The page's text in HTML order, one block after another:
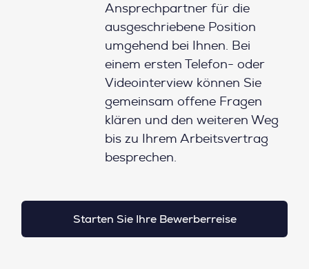
Ansprechpartner für die
ausgeschriebene Position
umgehend bei Ihnen. Bei
einem ersten Telefon- oder
Videointerview können Sie
gemeinsam offene Fragen
klären und den weiteren Weg
bis zu Ihrem Arbeitsvertrag
besprechen.
Starten Sie Ihre Bewerberreise